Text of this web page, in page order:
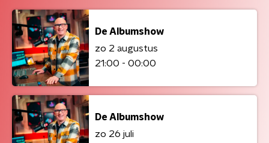
De Albumshow
zo 2 augustus
21:00 - 00:00
De Albumshow
zo 26 juli